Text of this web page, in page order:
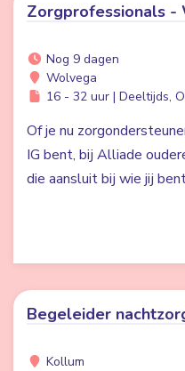
Zorgprofessionals -
Nog 9 dagen
Wolvega
16 - 32 uur | Deeltijds,
Of je nu
IG bent, bij Alliade
die aansluit bij wie jij
Begeleider
Kollum